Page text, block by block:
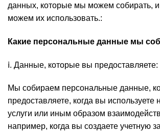
данных, которые мы можем собирать, и
можем их использовать.:
Какие персональные данные мы
ⅰ. Данные, которые вы предоставляете:
Мы собираем персональные данные,
предоставляете, когда вы
услуги или иным образом
например, когда вы создаете учетную